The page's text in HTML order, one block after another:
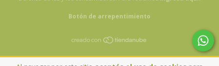
Botón de arrepentimiento